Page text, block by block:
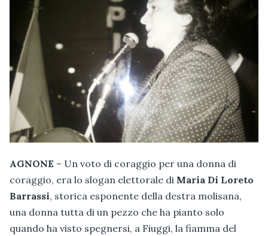
AGNONE – Un voto di coraggio per una donna di
coraggio, era lo slogan elettorale di Maria Di Loreto
Barrassi, storica esponente della destra molisana,
una donna tutta di un pezzo che ha pianto solo
quando ha visto spegnersi, a Fiuggi, la fiamma del